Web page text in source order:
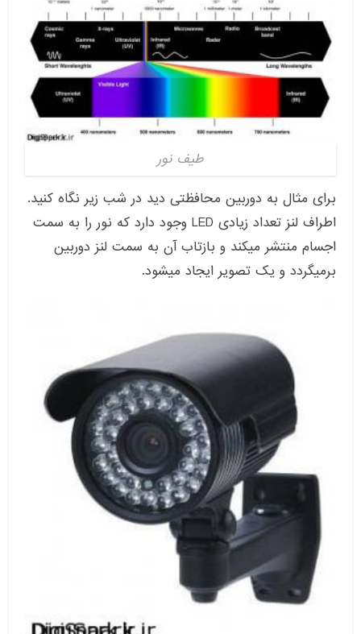
طیف نور
برای مثال به دوربین محافظتی دید در شب زیر نگاه کنید.
اطراف لنز تعداد زیادی LED وجود دارد که نور را به سمت
اجسام منتشر میکند و بازتاب آن به سمت لنز دوربین
برمیگردد و یک تصویر ایجاد میشود.